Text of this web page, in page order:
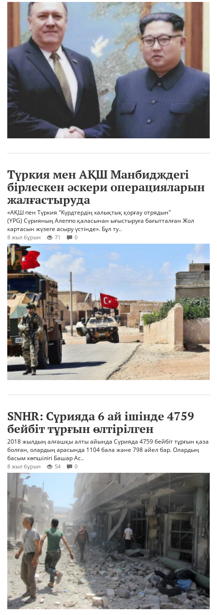
Түркия мен АҚШ Манбидждегі
бірлескен әскери операцияларын
жалғастыруда
«АҚШ пен Түркия "Күрдтердің халықтық қорғау отрядын"
(YPG) Сүрияның Алеппо қаласынан ығыстыруға бағытталған Жол
картасын жүзеге асыру үстінде». Бұл ту..
8 жыл бұрын 71 0
SNHR: Сүрияда 6 ай ішінде 4759
бейбіт тұрғын өлтірілген
2018 жылдың алғашқы алты айында Сүрияда 4759 бейбіт тұрғын қаза
болған, олардың арасында 1104 бала және 798 әйел бар. Олардың
басым көпшілігі Башар Ас..
8 жыл бұрын 54 0